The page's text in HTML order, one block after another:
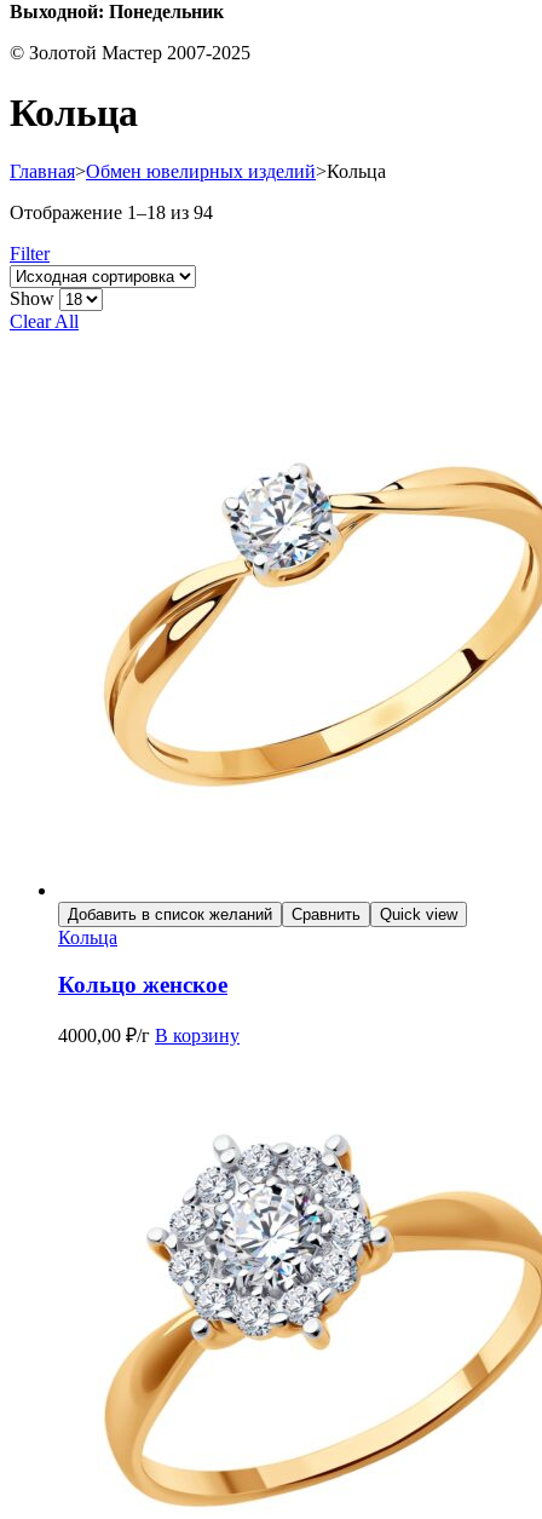
Выходной: Понедельник
© Золотой Мастер 2007-2025
Кольца
Главная>Обмен ювелирных изделий>Кольца
Отображение 1–18 из 94
Filter
Show
Clear All
Добавить в список желаний Сравнить Quick view
Кольца
Кольцо женское
4000,00 ₽/г В корзину